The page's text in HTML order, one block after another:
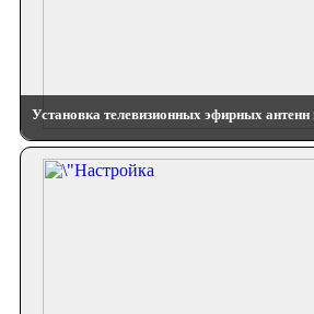
Установка телевизионных эфирных